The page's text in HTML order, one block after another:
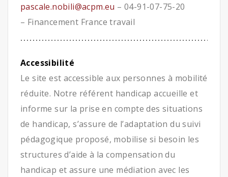
pascale.nobili@acpm.eu – 04-91-07-75-20
– Financement France travail
Accessibilité
Le site est accessible aux personnes à mobilité
réduite. Notre référent handicap accueille et
informe sur la prise en compte des situations
de handicap, s’assure de l’adaptation du suivi
pédagogique proposé, mobilise si besoin les
structures d’aide à la compensation du
handicap et assure une médiation avec les